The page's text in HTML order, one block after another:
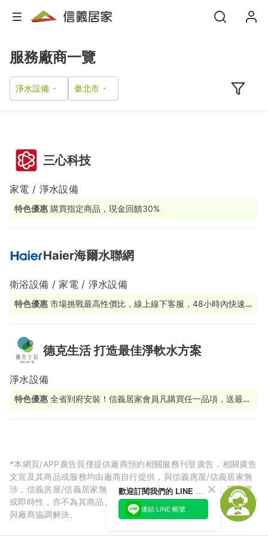
服務廠商一覽
淨水設備
三心科技
家電 / 淨水設備
特色優惠 購買指定商品，現金回饋30%
Haier海爾水聯網
衛浴設備 / 家電 / 淨水設備
特色優惠 市場挑戰最高性價比，線上線下客服，48小時內快速應
德克生活 打造最佳淨軟水方案
淨水設備
特色優惠 全省到府安裝！信義居家會員凡購買任一品項，送最高
*本網頁/APP廣告頁僅提供廠商預約相關服務刊登廣告，相關廣告
文宣及其商品或服務均由廠商自行提供，與信義房屋/信義居家無
涉，信義房屋/信義居家無法擔保廠商廣告內容的正確性、可信度
或即時性，亦不為其商品、服務品質負責，所生任何爭議皆請自行
與廠商協調解決。
歡迎訂閱我們的 LINE 官方帳號
連結 LINE 帳號